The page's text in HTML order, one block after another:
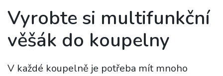
Vyrobte si multifunkční
věšák do koupelny
V každé koupelně je potřeba mít mnoho